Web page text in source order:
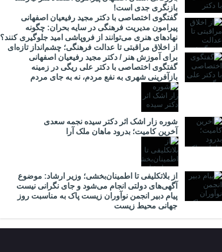
بازنگری جدی است!
گفتگوی اختصاصی با دکتر مجید رفیعیان اصفهانی
پیرامون مدیریت فرهنگی در سایه بحران: چگونه
نهادهای هنری می‌توانند از فروپاشی امید جلوگیری کنند؟
از اخلاق مراقبتی تا عدالت فرهنگی؛ چشم‌انداز تازه‌ای
برای آموزش هنر / دکتر مجید رفیعیان اصفهانی
گفتگوی اختصاصی با دکتر علی ریگی در زمینه
بازآفرینی شهری به نفع مردم، نه به جای مردم
شوره زار اشک اثر دکتر سیده نجمه سعدی
​آخرین کامیت؛ بدرود ماهان ملک آرا
از بلاتکلیفی تا اطمینان‌بخشی؛ وزیر ارشاد: موضوع
آگهی‌های دولتی انجام می‌شود و جای نگرانی نیست
پیام دبیر انجمن نوآوران زیست پاک به مناسبت روز
جهانی محیط زیست